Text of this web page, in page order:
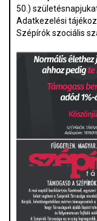
50.)
Adatkezelési
Szépírók szociális